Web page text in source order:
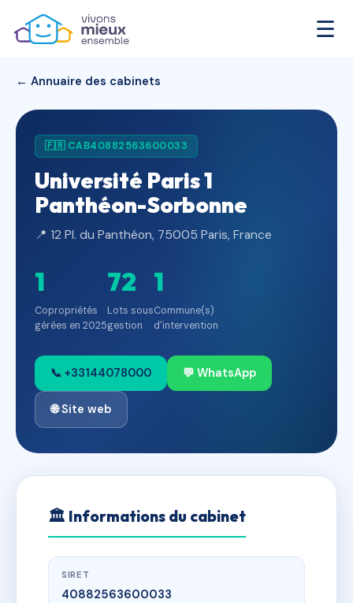
☰
← Annuaire des cabinets
🇫🇷 CAB40882563600033
Université Paris 1
Panthéon-Sorbonne
📍 12 Pl. du Panthéon, 75005 Paris, France
1
Copropriétés
gérées en 2025
72
Lots sous
gestion
1
Commune(s)
d'intervention
📞 +33144078000 💬 WhatsApp
🌐 Site web
🏛 Informations du cabinet
SIRET
40882563600033